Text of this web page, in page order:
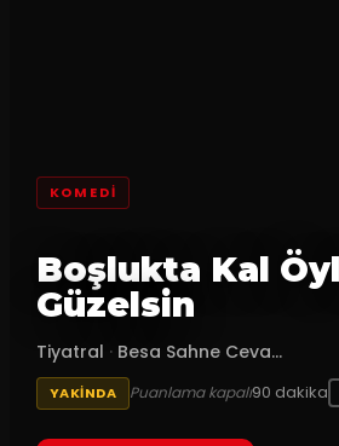
KOMEDI
Boşlukta Kal
Güzelsin
Tiyatral · Besa Sahne Ceva...
YAKINDA Puanlama kapalı90 dakika